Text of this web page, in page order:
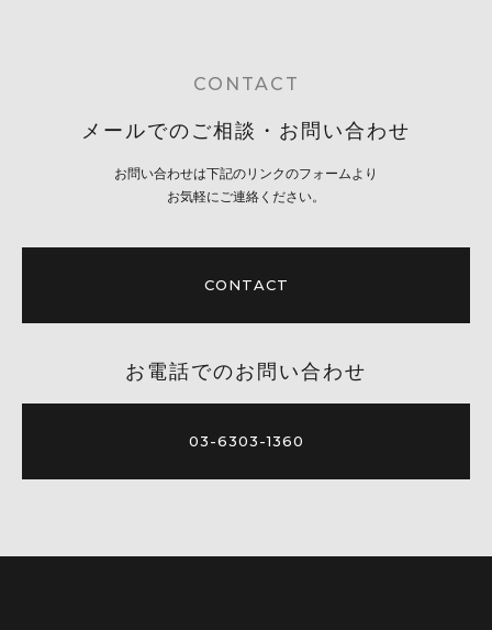
CONTACT
メールでのご相談・お問い合わせ
お問い合わせは下記のリンクのフォームより
お気軽にご連絡ください。
CONTACT
お電話でのお問い合わせ
03-6303-1360